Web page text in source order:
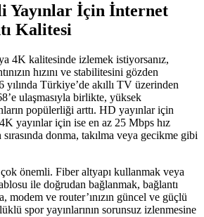
Yayınlar İçin İnternet
Kalitesi
4K kalitesinde izlemek istiyorsanız,
hızını ve stabilitesini gözden
Türkiye’de akıllı TV üzerinden
ulaşmasıyla birlikte, yüksek
popülerliği arttı. HD yayınlar için
yayınlar için ise en az 25 Mbps hız
donma, takılma veya gecikme gibi
önemli. Fiber altyapı kullanmak veya
ile doğrudan bağlanmak, bağlantı
modem ve router’ınızın güncel ve güçlü
spor yayınlarının sorunsuz izlenmesine